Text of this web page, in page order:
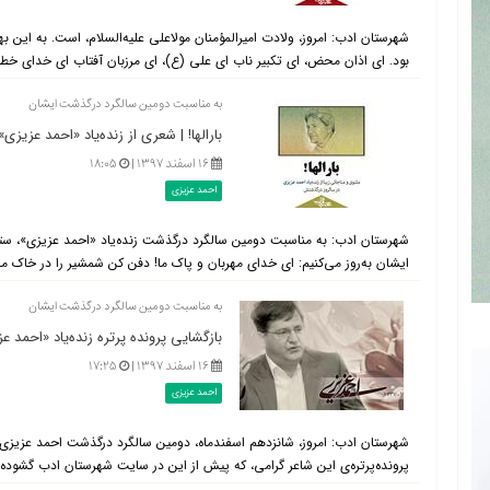
شهرستان ادب: امروز، ولادت امیرالمؤمنان مولاعلی علیه‌السلام، است. به
بود. ای اذان محض، ای تکبیر ناب ای علی (ع)، ای مرزبان آفتاب ای خدای
به مناسبت دومین سالگرد درگذشت ایشان
بارالها! | شعری از زنده‌یاد «احمد
۱۶ اسفند ۱۳۹۷ | ۱۸:۰۵
احمد عزیزی
شهرستان ادب: به مناسبت دومین سالگرد درگذشت زنده‌یاد «احمد عزیزی»،
ایشان به‌روز می‌کنیم: ای خدای مهربان و پاک ما! دفن کن شمشیر را در
به مناسبت دومین سالگرد درگذشت ایشان
بازگشایی پرونده پرتره زنده‌یاد «احمد
۱۶ اسفند ۱۳۹۷ | ۱۷:۲۵
احمد عزیزی
شهرستان ادب: امروز، شانزدهم اسفندماه، دومین سالگرد درگذشت احمد
پرونده‌پرتره‌ی این شاعر گرامی، که پیش از این در سایت شهرستان ادب